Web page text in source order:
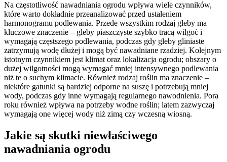
Na częstotliwość nawadniania ogrodu wpływa wiele czynników,
które warto dokładnie przeanalizować przed ustaleniem
harmonogramu podlewania. Przede wszystkim rodzaj gleby ma
kluczowe znaczenie – gleby piaszczyste szybko tracą wilgoć i
wymagają częstszego podlewania, podczas gdy gleby gliniaste
zatrzymują wodę dłużej i mogą być nawadniane rzadziej. Kolejnym
istotnym czynnikiem jest klimat oraz lokalizacja ogrodu; obszary o
dużej wilgotności mogą wymagać mniej intensywnego podlewania
niż te o suchym klimacie. Również rodzaj roślin ma znaczenie –
niektóre gatunki są bardziej odporne na suszę i potrzebują mniej
wody, podczas gdy inne wymagają regularnego nawodnienia. Pora
roku również wpływa na potrzeby wodne roślin; latem zazwyczaj
wymagają one więcej wody niż zimą czy wczesną wiosną.
Jakie są skutki niewłaściwego
nawadniania ogrodu